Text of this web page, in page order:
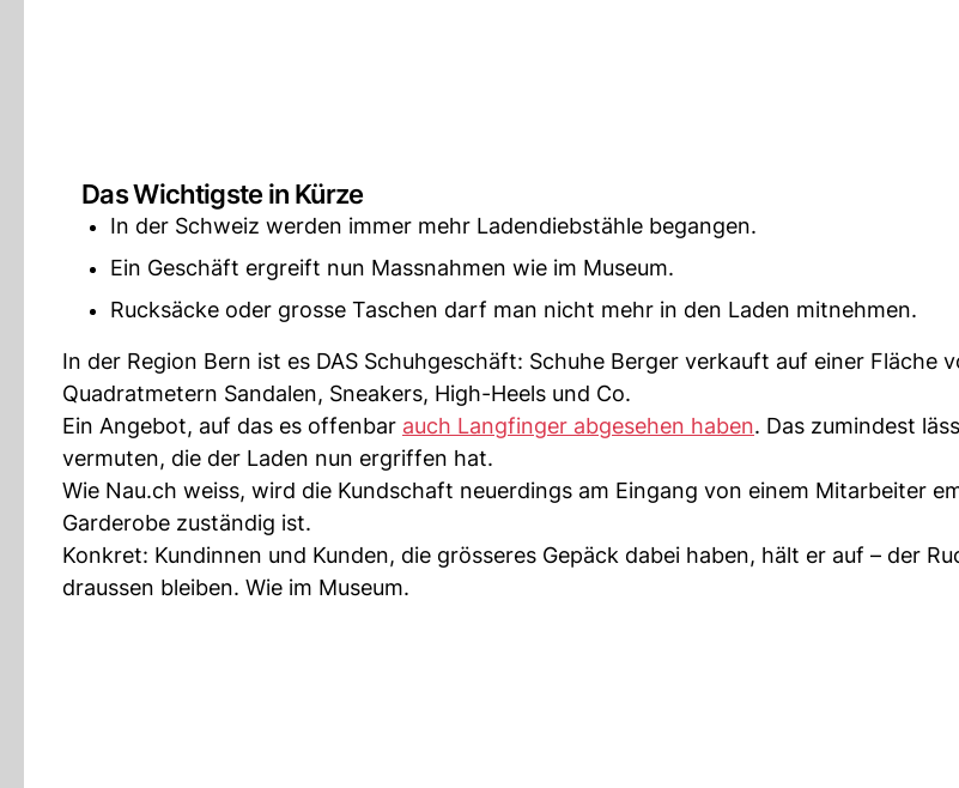
Das Wichtigste in Kürze
In der Schweiz werden immer mehr Ladendiebstähle begangen.
Ein Geschäft ergreift nun Massnahmen wie im Museum.
Rucksäcke oder grosse Taschen darf man nicht mehr in den Laden mitnehmen.
In der Region Bern ist es DAS Schuhgeschäft: Schuhe Berger verkauft auf einer Fläche
Quadratmetern Sandalen, Sneakers, High-Heels und Co.
Ein Angebot, auf das es offenbar auch Langfinger abgesehen haben. Das zumindest
vermuten, die der Laden nun ergriffen hat.
Wie Nau.ch weiss, wird die Kundschaft neuerdings am Eingang von einem Mitarbeiter
Garderobe zuständig ist.
Konkret: Kundinnen und Kunden, die grösseres Gepäck dabei haben, hält er auf – der
draussen bleiben. Wie im Museum.